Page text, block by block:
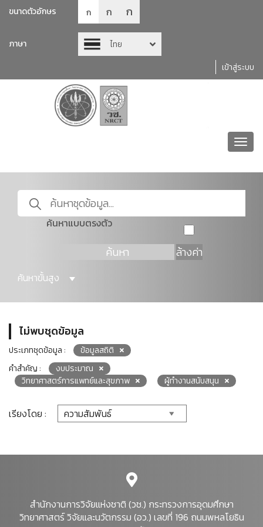
ขนาดตัวอักษร ก ก ก
ภาษา
ไทย
เข้าสู่ระบบ
ค้นหาแบบตรงตัว
ค้นหา ล้างค่า
ค้นหาขั้นสูง
ไม่พบชุดข้อมูล
ประเภทชุดข้อมูล :
ข้อมูลสถิติ
คำสำคัญ :
งบประมาณ
วิทยาศาสตร์การแพทย์และสุขภาพ
ผู้ทำงานสนับสนุน
เรียงโดย :
สำนักงานการวิจัยแห่งชาติ (วช.) กระทรวงการอุดมศึกษา
วิทยาศาสตร์ วิจัยและนวัตกรรม (อว.) เลขที่ 196 ถนนพหลโยธิน